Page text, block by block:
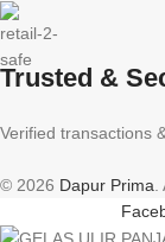
Trusted &
Verified transactions
© 2026 Dapur Prima